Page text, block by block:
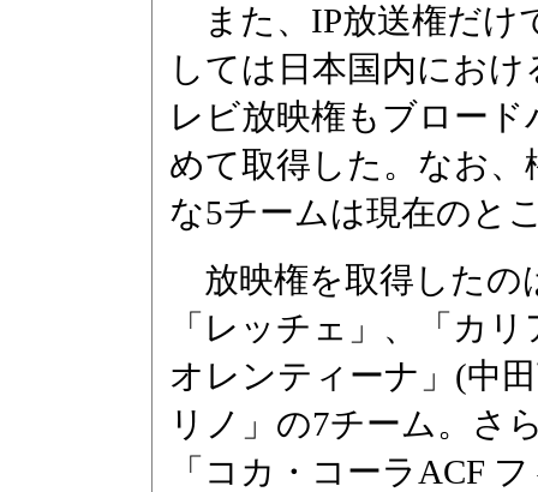
また、IP放送権だけ
しては日本国内におけ
レビ放映権もブロー
めて取得した。なお
な5チームは現在のと
放映権を取得したの
「レッチェ」、「カ
オレンティーナ」(中
リノ」の7チーム。さ
「コカ・コーラACF